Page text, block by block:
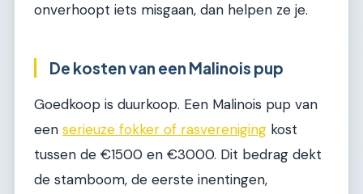
onverhoopt iets misgaan, dan helpen ze je.
De kosten van een Malinois pup
Goedkoop is duurkoop. Een Malinois pup van
een serieuze fokker of rasvereniging kost
tussen de €1500 en €3000. Dit bedrag dekt
de stamboom, de eerste inentingen,